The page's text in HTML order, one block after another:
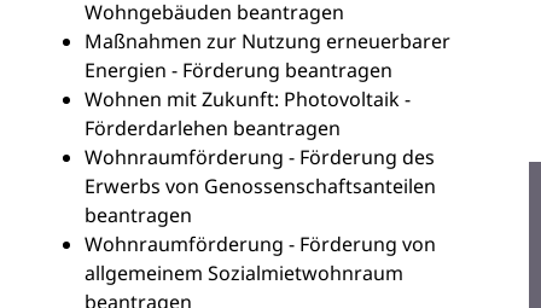
Wohngebäuden beantragen
Maßnahmen zur Nutzung erneuerbarer
Energien - Förderung beantragen
Wohnen mit Zukunft: Photovoltaik -
Förderdarlehen beantragen
Wohnraumförderung - Förderung des
Erwerbs von Genossenschaftsanteilen
beantragen
Wohnraumförderung - Förderung von
allgemeinem Sozialmietwohnraum
beantragen